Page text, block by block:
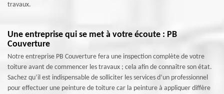
travaux.
Une entreprise qui se met à votre écoute : PB
Couverture
Notre entreprise PB Couverture fera une inspection complète de votre
toiture avant de commencer les travaux ; cela afin de connaître son état.
Sachez qu’il est indispensable de solliciter les services d’un professionnel
pour effectuer une peinture de toiture car la peinture à appliquer diffère